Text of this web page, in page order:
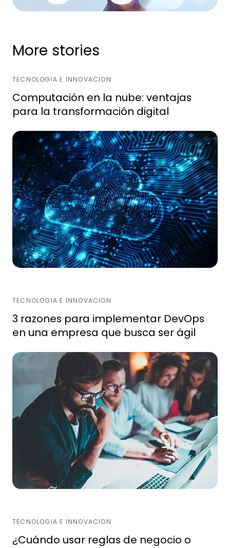
More stories
TECNOLOGIA E INNOVACION
Computación en la nube: ventajas
para la transformación digital
TECNOLOGIA E INNOVACION
3 razones para implementar DevOps
en una empresa que busca ser ágil
TECNOLOGIA E INNOVACION
¿Cuándo usar reglas de negocio o